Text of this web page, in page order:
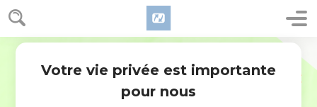
Votre vie privée est importante
pour nous